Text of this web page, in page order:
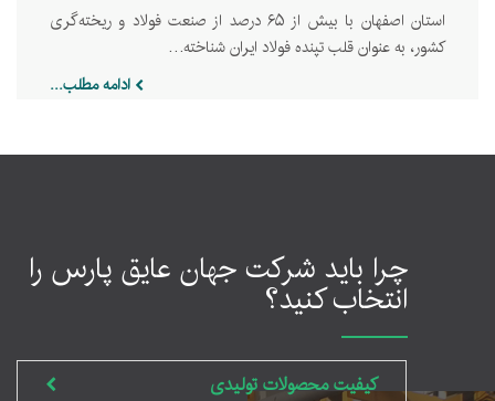
استان اصفهان با بیش از ۶۵ درصد از صنعت فولاد و ریخته‌گری
کشور، به عنوان قلب تپنده فولاد ایران شناخته…
ادامه مطلب...
چرا باید شرکت جهان عایق پارس را
انتخاب کنید؟
کیفیت محصولات تولیدی